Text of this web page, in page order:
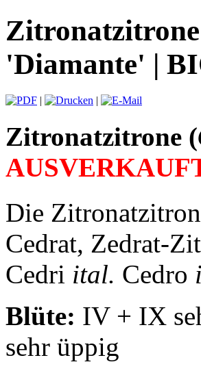
'Diamante' |
| |
Zitronatzitrone (
Die
Cedrat, Zedrat-
Cedri ital. Cedro
Blüte: IV + IX
sehr üppig